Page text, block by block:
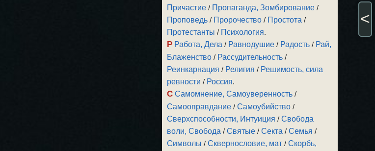
Причастие / Пропаганда, Зомбирование /
Проповедь / Пророчество / Простота /
Протестанты / Психология.
Р Работа, Дела / Равнодушие / Радость / Рай,
Блаженство / Рассудительность /
Реинкарнация / Религия / Решимость, сила
ревности / Россия.
С Самомнение, Самоуверенность /
Самооправдание /Самоубийство /
Сверхспособности, Интуиция /Свобода
воли, Свобода /Святые /Секта /Семья /
Символы /Сквернословие, мат /Скорбь,
<